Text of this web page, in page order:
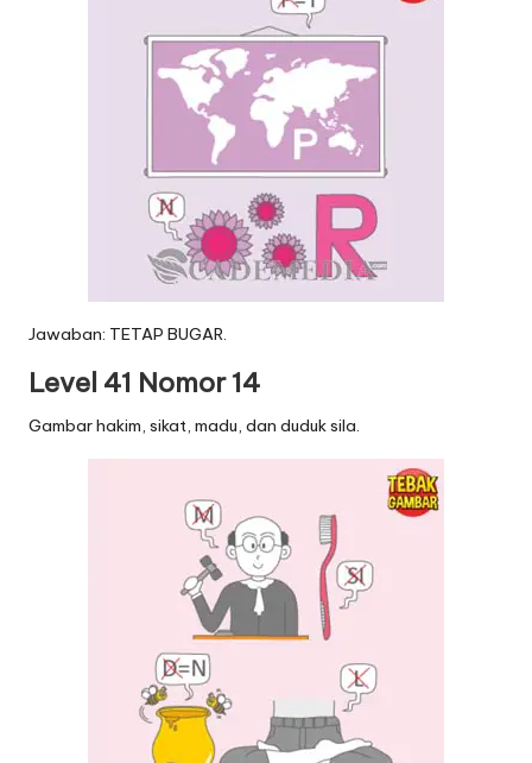
Jawaban: TETAP BUGAR.
Level 41 Nomor 14
Gambar hakim, sikat, madu, dan duduk sila.